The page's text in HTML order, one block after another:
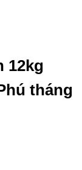
12kg
tháng